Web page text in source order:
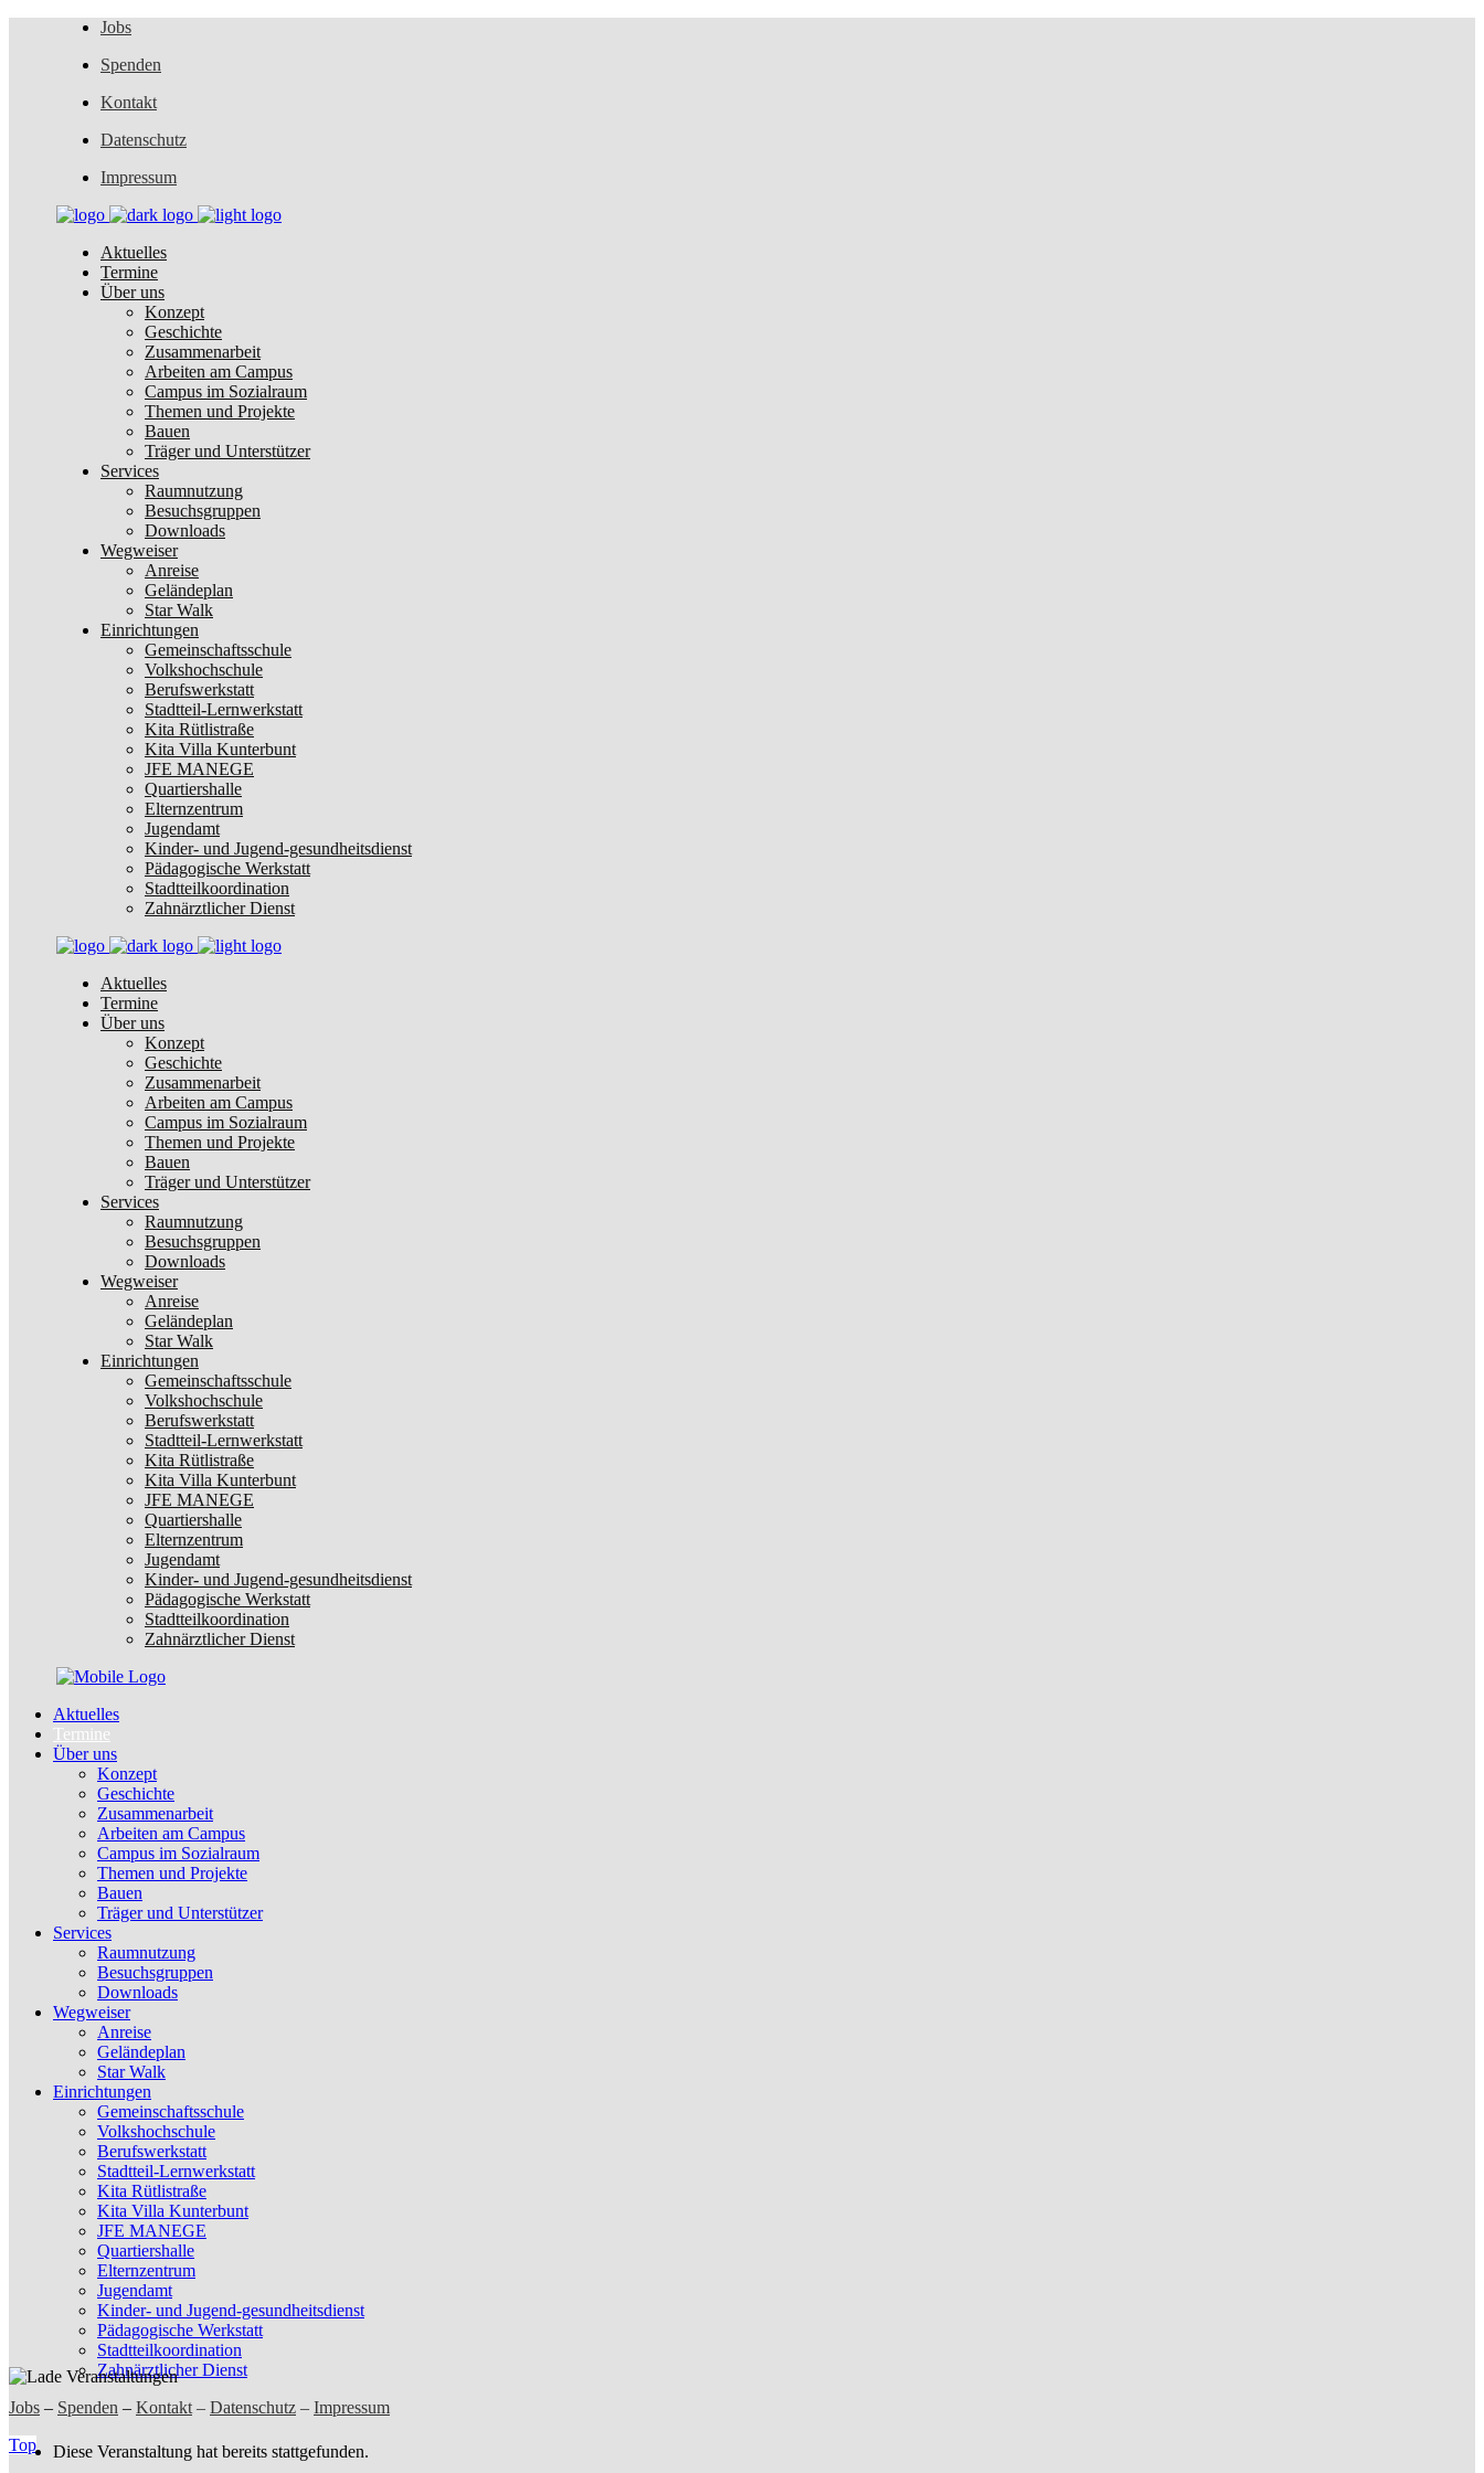
Jobs
Spenden
Kontakt
Datenschutz
Impressum
Aktuelles
Termine
Über uns
Konzept
Geschichte
Zusammenarbeit
Arbeiten am Campus
Campus im Sozialraum
Themen und Projekte
Bauen
Träger und Unterstützer
Services
Raumnutzung
Besuchsgruppen
Downloads
Wegweiser
Anreise
Geländeplan
Star Walk
Einrichtungen
Gemeinschaftsschule
Volkshochschule
Berufswerkstatt
Stadtteil-Lernwerkstatt
Kita Rütlistraße
Kita Villa Kunterbunt
JFE MANEGE
Quartiershalle
Elternzentrum
Jugendamt
Kinder- und Jugend-gesundheitsdienst
Pädagogische Werkstatt
Stadtteilkoordination
Zahnärztlicher Dienst
Aktuelles
Termine
Über uns
Konzept
Geschichte
Zusammenarbeit
Arbeiten am Campus
Campus im Sozialraum
Themen und Projekte
Bauen
Träger und Unterstützer
Services
Raumnutzung
Besuchsgruppen
Downloads
Wegweiser
Anreise
Geländeplan
Star Walk
Einrichtungen
Gemeinschaftsschule
Volkshochschule
Berufswerkstatt
Stadtteil-Lernwerkstatt
Kita Rütlistraße
Kita Villa Kunterbunt
JFE MANEGE
Quartiershalle
Elternzentrum
Jugendamt
Kinder- und Jugend-gesundheitsdienst
Pädagogische Werkstatt
Stadtteilkoordination
Zahnärztlicher Dienst
Aktuelles
Termine
Über uns
Konzept
Geschichte
Zusammenarbeit
Arbeiten am Campus
Campus im Sozialraum
Themen und Projekte
Bauen
Träger und Unterstützer
Services
Raumnutzung
Besuchsgruppen
Downloads
Wegweiser
Anreise
Geländeplan
Star Walk
Einrichtungen
Gemeinschaftsschule
Volkshochschule
Berufswerkstatt
Stadtteil-Lernwerkstatt
Kita Rütlistraße
Kita Villa Kunterbunt
JFE MANEGE
Quartiershalle
Elternzentrum
Jugendamt
Kinder- und Jugend-gesundheitsdienst
Pädagogische Werkstatt
Stadtteilkoordination
Zahnärztlicher Dienst
Jobs – Spenden – Kontakt – Datenschutz – Impressum
Top
Diese Veranstaltung hat bereits stattgefunden.